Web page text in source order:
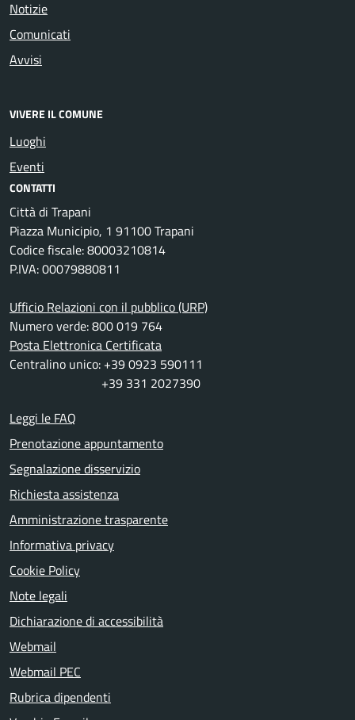
Notizie
Comunicati
Avvisi
VIVERE IL COMUNE
Luoghi
Eventi
CONTATTI
Città di Trapani
Piazza Municipio, 1 91100 Trapani
Codice fiscale: 80003210814
P.IVA: 00079880811
Ufficio Relazioni con il pubblico (URP)
Numero verde: 800 019 764
Posta Elettronica Certificata
Centralino unico: +39 0923 590111
+39 331 2027390
Leggi le FAQ
Prenotazione appuntamento
Segnalazione disservizio
Richiesta assistenza
Amministrazione trasparente
Informativa privacy
Cookie Policy
Note legali
Dichiarazione di accessibilità
Webmail
Webmail PEC
Rubrica dipendenti